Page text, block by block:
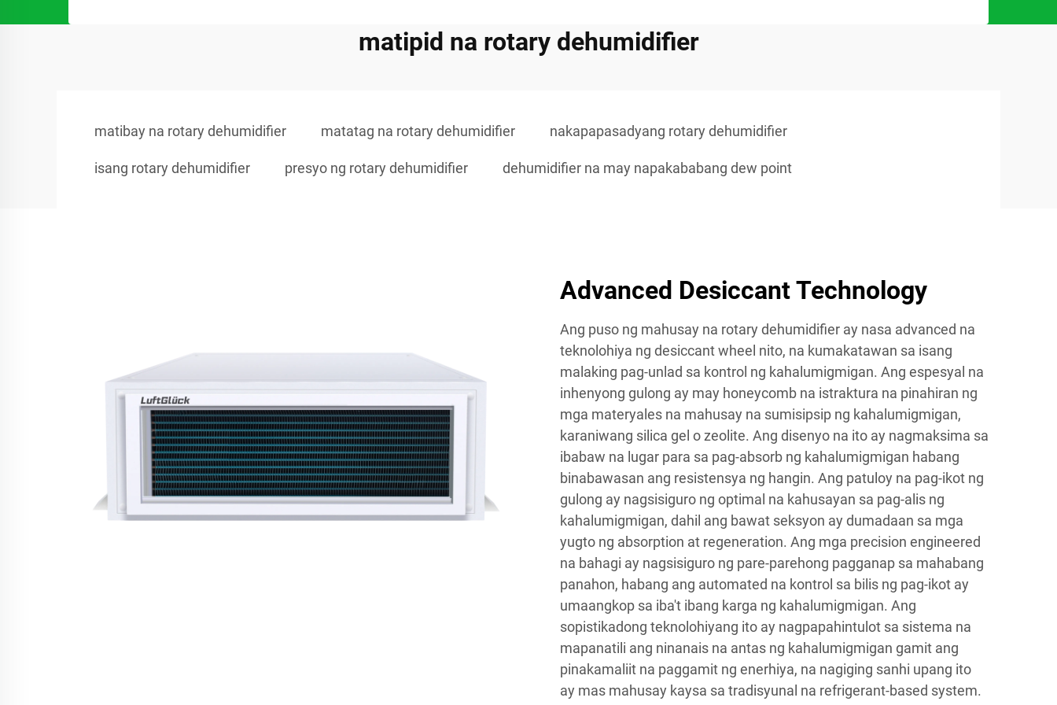
matipid na rotary dehumidifier
matibay na rotary dehumidifier matatag na rotary dehumidifier nakapapasadyang rotary dehumidifier
isang rotary dehumidifier presyo ng rotary dehumidifier dehumidifier na may napakababang dew point
Advanced Desiccant Technology
Ang puso ng mahusay na rotary dehumidifier ay nasa advanced na
teknolohiya ng desiccant wheel nito, na kumakatawan sa isang
malaking pag-unlad sa kontrol ng kahalumigmigan. Ang espesyal na
inhenyong gulong ay may honeycomb na istraktura na pinahiran ng
mga materyales na mahusay na sumisipsip ng kahalumigmigan,
karaniwang silica gel o zeolite. Ang disenyo na ito ay nagmaksima sa
ibabaw na lugar para sa pag-absorb ng kahalumigmigan habang
binabawasan ang resistensya ng hangin. Ang patuloy na pag-ikot ng
gulong ay nagsisiguro ng optimal na kahusayan sa pag-alis ng
kahalumigmigan, dahil ang bawat seksyon ay dumadaan sa mga
yugto ng absorption at regeneration. Ang mga precision engineered
na bahagi ay nagsisiguro ng pare-parehong pagganap sa mahabang
panahon, habang ang automated na kontrol sa bilis ng pag-ikot ay
umaangkop sa iba't ibang karga ng kahalumigmigan. Ang
sopistikadong teknolohiyang ito ay nagpapahintulot sa sistema na
mapanatili ang ninanais na antas ng kahalumigmigan gamit ang
pinakamaliit na paggamit ng enerhiya, na nagiging sanhi upang ito
ay mas mahusay kaysa sa tradisyunal na refrigerant-based system.